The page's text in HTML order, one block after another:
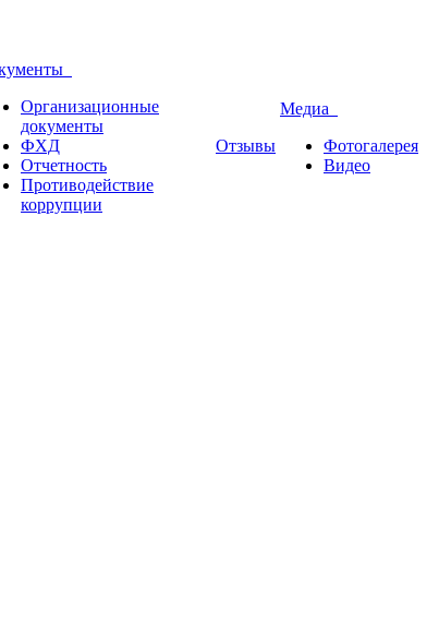
Организационные
документы
ФХД
Отчетность
Противодействие
коррупции
Отзывы
Медиа
Фотогалерея
Видео